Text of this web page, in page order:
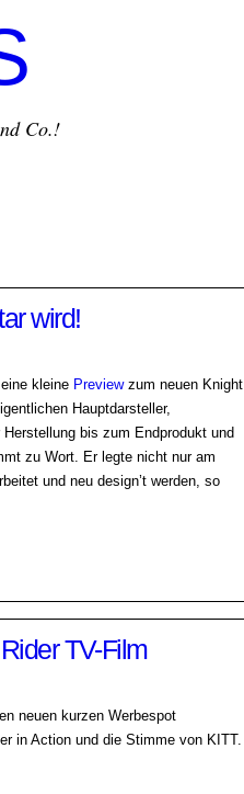
Co.!
wird!
kleine Previewzum neuen Knight
Hauptdarsteller,
bis zum Endprodukt und
zu Wort. Er legte nicht nur am
und neu design’t werden, so
TV-Film
neuen kurzen Werbespot
in Action und die Stimme von KITT.